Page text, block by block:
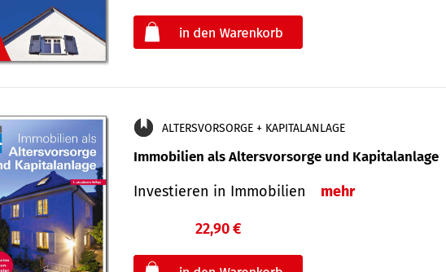
ALTERSVORSORGE + KAPITALANLAGE
Immobilien als Altersvorsorge und Kapitalanlage
Investieren in Immobilien mehr
22,90 €